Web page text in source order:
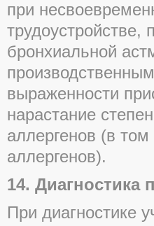
при
бронхиальной
выраженности
нарастание
аллергенов (в
аллергенов).
14.
При диагностике